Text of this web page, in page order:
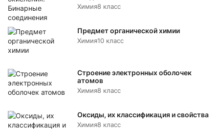
Химия8 класс
Предмет органической химии
Химия10 класс
Строение электронных оболочек
атомов
Химия8 класс
Оксиды, их классификация и свойства
Химия8 класс